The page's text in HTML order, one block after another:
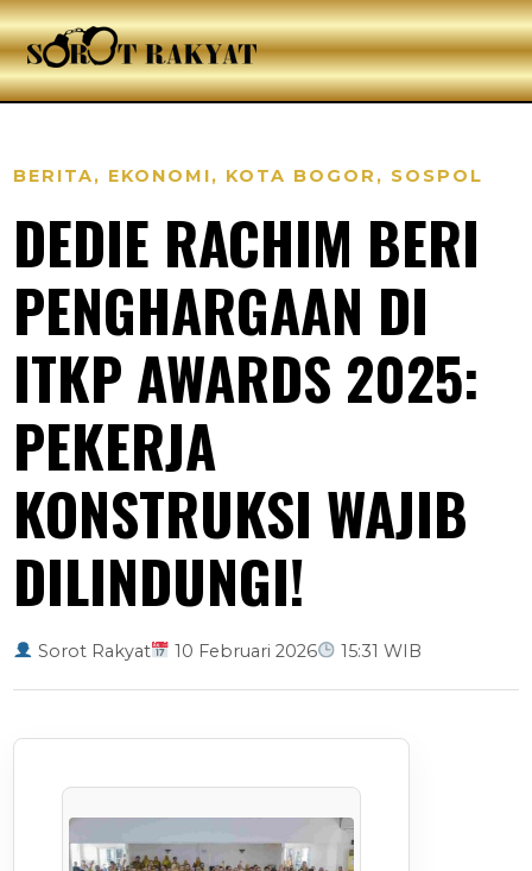
BERITA, EKONOMI, KOTA BOGOR , SOSPOL
DEDIE RACHIM BERI
PENGHARGAAN DI
ITKP AWARDS 2025:
PEKERJA
KONSTRUKSI WAJIB
DILINDUNGI!
Sorot Rakyat 10 Februari 2026 15:31 WIB